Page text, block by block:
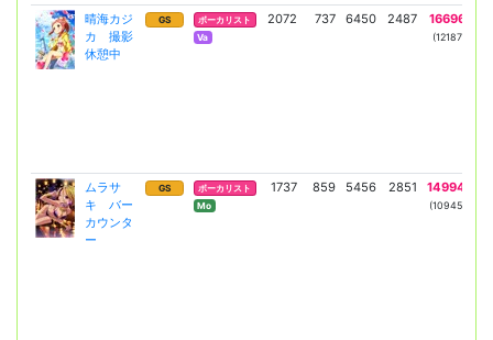
晴海カジ
カ 撮影
休憩中
GS
ボーカリスト
Va
2072 737 6450 2487 16696
(12187)
ムラサ
キ バー
カウンタ
ー
GS
ボーカリスト
Mo
1737 859 5456 2851 14994
(10945)